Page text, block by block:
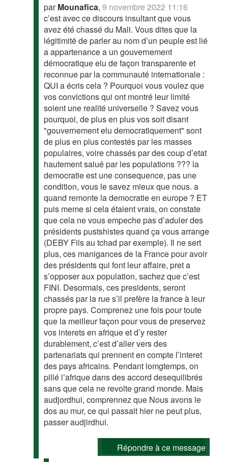
parMounafica,9 novembre 2022 11:16
c’est avec ce discours insultant que vous
avez été chassé du Mali. Vous dites que la
légitimité de parler au nom d’un peuple est lié
a appartenance a un gouvernement
démocratique elu de façon transparente et
reconnue par la communauté internationale :
QUI a écris cela ? Pourquoi vous voulez que
vos convictions qui ont montré leur limité
soient une realité universelle ? Savez vous
pourquoi, de plus en plus vos soit disant
"gouvernement elu democratiquement" sont
de plus en plus contestés par les masses
populaires, voire chassés par des coup d’etat
hautement salué par les populations ??? la
democratie est une consequence, pas une
condition, vous le savez mieux que nous. a
quand remonte la democratie en europe ? ET
puis meme si cela étaient vrais, on constate
que cela ne vous empeche pas d’aduler des
présidents pustshistes quand ça vous arrange
(DEBY Fils au tchad par exemple). Il ne sert
plus, ces manigances de la France pour avoir
des présidents qui font leur affaire, pret a
s’opposer aux population, sachez que c’est
FINI. Desormais, ces presidents, seront
chassés par la rue s’il prefère la france à leur
propre pays. Comprenez une fois pour toute
que la meilleur façon pour vous de preservez
vos interets en afrique et d’y rester
durablement, c’est d’aller vers des
partenariats qui prennent en compte l’interet
des pays africains. Pendant lomgtemps, on
pillé l’afrique dans des accord desequilibrés
sans que cela ne revolte grand monde. Mais
audjordhui, comprennez que Nous avons le
dos au mur, ce qui passait hier ne peut plus,
passer audjirdhui.
Répondre à ce message